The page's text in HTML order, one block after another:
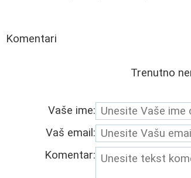
Komentari
Trenutno
Vaše ime:
Vaš email:
Komentar: